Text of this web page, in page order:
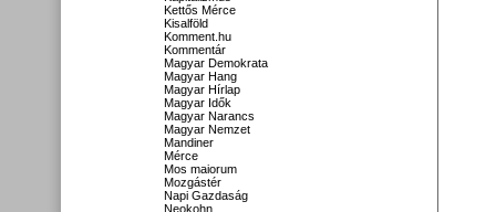
Kettős Mérce
Kisalföld
Komment.hu
Kommentár
Magyar Demokrata
Magyar Hang
Magyar Hírlap
Magyar Idők
Magyar Narancs
Magyar Nemzet
Mandiner
Mérce
Mos maiorum
Mozgástér
Napi Gazdaság
Neokohn